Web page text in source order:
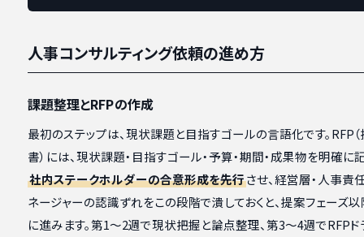
人事コンサルティング依頼の進め方
課題整理とRFPの作成
最初のステップは、現状課題と目指すゴールの言語化です。RFP
書）には、現状課題・目指すゴール・予算・期間・成果物を明確に
社内ステークホルダーの合意形成を先行させ、経営層・人事責
ネージャーの認識ずれをこの段階で潰しておくと、提案フェーズ
に進みます。第1〜2週で現状把握と論点整理、第3〜4週でRFPド